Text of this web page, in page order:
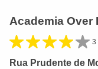
Academia Over
3
Rua Prudente de